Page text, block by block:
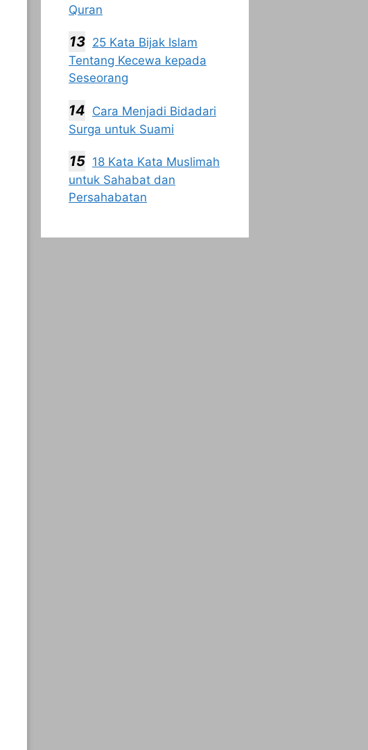
Quran
25 Kata Bijak Islam
Tentang Kecewa kepada
Seseorang
Cara Menjadi Bidadari
Surga untuk Suami
18 Kata Kata Muslimah
untuk Sahabat dan
Persahabatan